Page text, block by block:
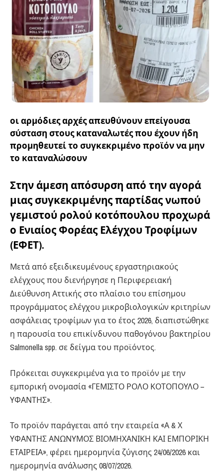
οι αρμόδιες αρχές απευθύνουν επείγουσα
σύσταση στους καταναλωτές που έχουν ήδη
προμηθευτεί το συγκεκριμένο προϊόν να μην
το καταναλώσουν
Στην άμεση απόσυρση από την αγορά
μιας συγκεκριμένης παρτίδας νωπού
γεμιστού ρολού κοτόπουλου προχωρά
ο Ενιαίος Φορέας Ελέγχου Τροφίμων
(ΕΦΕΤ).
Μετά από εξειδικευμένους εργαστηριακούς
ελέγχους που διενήργησε η Περιφερειακή
Διεύθυνση Αττικής στο πλαίσιο του επίσημου
προγράμματος ελέγχου μικροβιολογικών κριτηρίων
ασφάλειας τροφίμων για το έτος 2026, διαπιστώθηκε
η παρουσία του επικίνδυνου παθογόνου βακτηρίου
Salmonella spp. σε δείγμα του προϊόντος.
Πρόκειται συγκεκριμένα για το προϊόν με την
εμπορική ονομασία «ΓΕΜΙΣΤΟ ΡΟΛΟ ΚΟΤΟΠΟΥΛΟ –
ΥΦΑΝΤΗΣ».
Το προϊόν παράγεται από την εταιρεία «Α & Χ
ΥΦΑΝΤΗΣ ΑΝΩΝΥΜΟΣ ΒΙΟΜΗΧΑΝΙΚΗ ΚΑΙ ΕΜΠΟΡΙΚΗ
ΕΤΑΙΡΕΙΑ», φέρει ημερομηνία ζύγισης 24/06/2026 και
ημερομηνία ανάλωσης 08/07/2026.